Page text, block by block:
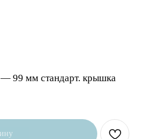
99 мм стандарт. крышка